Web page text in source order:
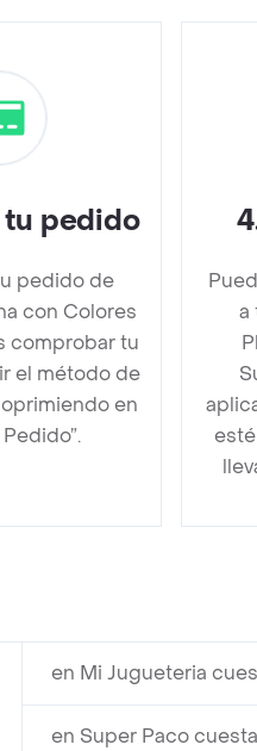
tu pedido
pedido de
con Colores
comprobar tu
el método de
en
Pedido”.
4
a
en Mi Jugueteria
en Super Paco cuesta